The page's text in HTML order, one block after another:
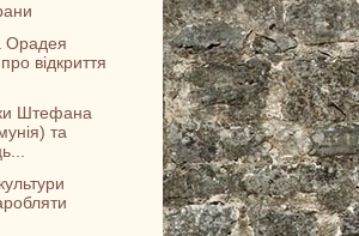
Орадея
відкриття
Штефана
та